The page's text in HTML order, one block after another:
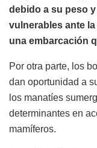
debido a su peso
vulnerables ante
una embarcación
Por otra parte, los
dan oportunidad a
los manatíes
determinantes en
mamíferos.